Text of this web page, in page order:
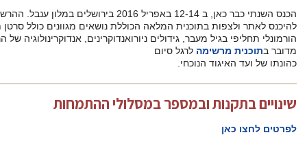
הנכם מוזמנים
נושאים מגוונים כולל סרטן תירואיד, endocrine disruptors, טיפול
הורמונלי תחליפי בגיל מעבר, גידולים ניורואנדוקרינים, אנדוקרינולוגיה של הריון, ועוד. השנה הוזמנו 7 מרצים מחו”ל.
ההתמחות